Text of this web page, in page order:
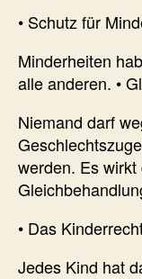
• Schutz für
Minderheiten
alle anderen. •
Niemand darf
werden. Es
• Das
Jedes Kind hat